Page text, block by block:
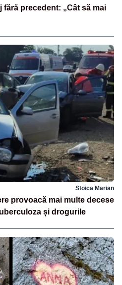
fără precedent: „Cât să mai
Stoica Marian
provoacă mai multe decese
și drogurile